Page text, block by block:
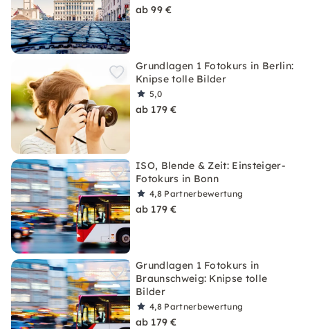
ab 99 €
Grundlagen 1 Fotokurs in Berlin:
Knipse tolle Bilder
5,0
ab 179 €
ISO, Blende & Zeit: Einsteiger-
Fotokurs in Bonn
4,8 Partnerbewertung
ab 179 €
Grundlagen 1 Fotokurs in
Braunschweig: Knipse tolle
Bilder
4,8 Partnerbewertung
ab 179 €